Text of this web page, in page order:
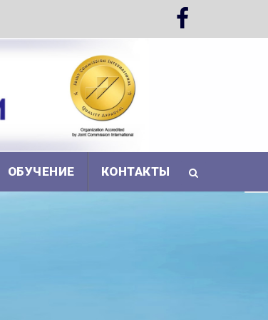
ОБУЧЕНИЕ КОНТАКТЫ